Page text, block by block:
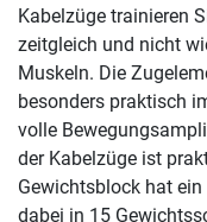
Kabelzüge trainieren
zeitgleich und nicht
Muskeln. Die
besonders praktisch
volle
der Kabelzüge ist
Gewichtsblock hat
dabei in 15